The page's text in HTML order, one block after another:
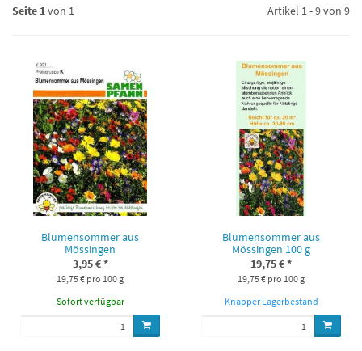
Seite 1von 1 Artikel 1 - 9 von 9
Blumensommer aus
Mössingen
3,95 €*
19,75 € pro 100 g
Sofort verfügbar
Blumensommer aus
Mössingen 100 g
19,75 €*
19,75 € pro 100 g
Knapper Lagerbestand